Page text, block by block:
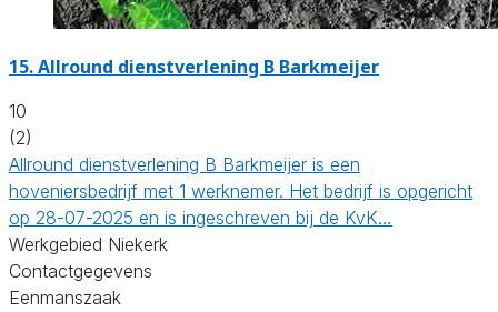
15.Allround dienstverlening B Barkmeijer
10
(2)
Allround dienstverlening B Barkmeijer is een
hoveniersbedrijf met 1 werknemer. Het bedrijf is opgericht
op 28-07-2025 en is ingeschreven bij de KvK…
Werkgebied Niekerk
Contactgegevens
Eenmanszaak